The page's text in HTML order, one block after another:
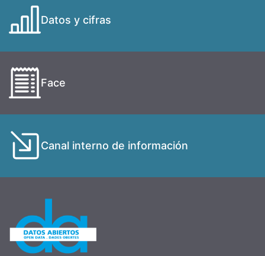
Datos y cifras
Face
Canal interno de información